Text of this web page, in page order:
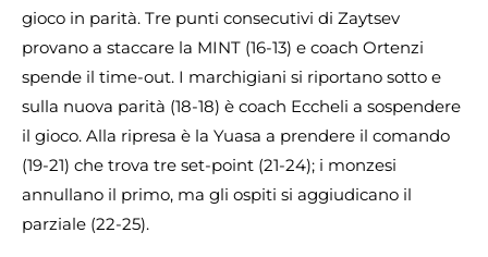
gioco in parità. Tre punti consecutivi di Zaytsev
provano a staccare la MINT (16-13) e coach Ortenzi
spende il time-out. I marchigiani si riportano sotto e
sulla nuova parità (18-18) è coach Eccheli a sospendere
il gioco. Alla ripresa è la Yuasa a prendere il comando
(19-21) che trova tre set-point (21-24); i monzesi
annullano il primo, ma gli ospiti si aggiudicano il
parziale (22-25).